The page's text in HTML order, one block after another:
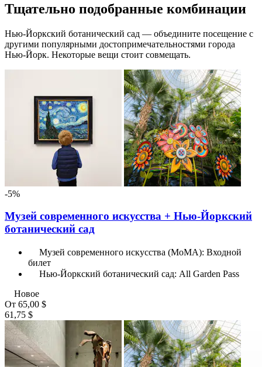
Тщательно подобранные комбинации
Нью-Йоркский ботанический сад — объедините посещение с
другими популярными достопримечательностями города
Нью-Йорк. Некоторые вещи стоит совмещать.
-5%
Музей современного искусства + Нью-Йоркский
ботанический сад
Музей современного искусства (МоМА): Входной
билет
Нью-Йоркский ботанический сад: All Garden Pass
Новое
От 65,00 $
61,75 $